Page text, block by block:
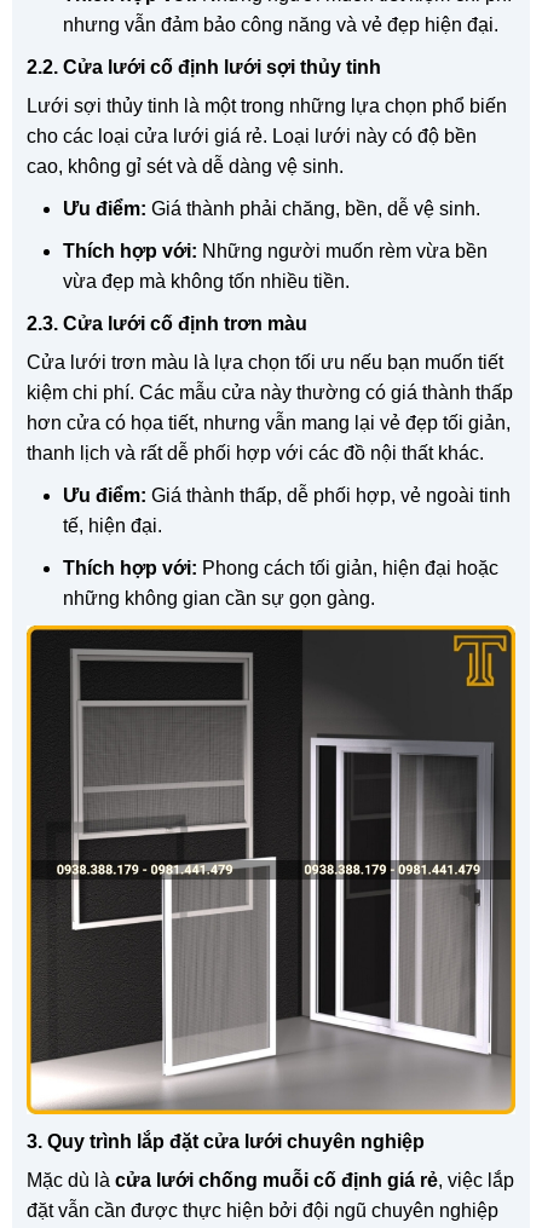
nhưng vẫn đảm bảo công năng và vẻ đẹp hiện đại.
2.2. Cửa lưới cố định lưới sợi thủy tinh
Lưới sợi thủy tinh là một trong những lựa chọn phổ biến
cho các loại cửa lưới giá rẻ. Loại lưới này có độ bền
cao, không gỉ sét và dễ dàng vệ sinh.
Ưu điểm: Giá thành phải chăng, bền, dễ vệ sinh.
Thích hợp với: Những người muốn rèm vừa bền
vừa đẹp mà không tốn nhiều tiền.
2.3. Cửa lưới cố định trơn màu
Cửa lưới trơn màu là lựa chọn tối ưu nếu bạn muốn tiết
kiệm chi phí. Các mẫu cửa này thường có giá thành thấp
hơn cửa có họa tiết, nhưng vẫn mang lại vẻ đẹp tối giản,
thanh lịch và rất dễ phối hợp với các đồ nội thất khác.
Ưu điểm: Giá thành thấp, dễ phối hợp, vẻ ngoài tinh
tế, hiện đại.
Thích hợp với: Phong cách tối giản, hiện đại hoặc
những không gian cần sự gọn gàng.
3. Quy trình lắp đặt cửa lưới chuyên nghiệp
Mặc dù là cửa lưới chống muỗi cố định giá rẻ, việc lắp
đặt vẫn cần được thực hiện bởi đội ngũ chuyên nghiệp